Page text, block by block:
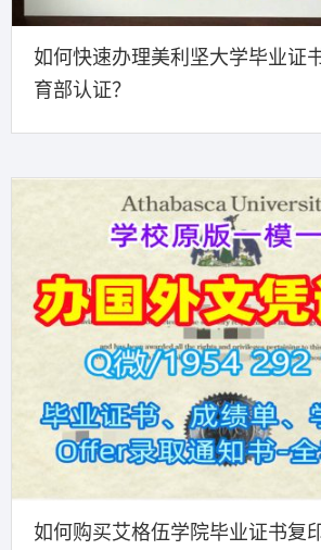
如何快速办理美利坚大学毕业证
育部认证？
如何购买艾格伍学院毕业证书复